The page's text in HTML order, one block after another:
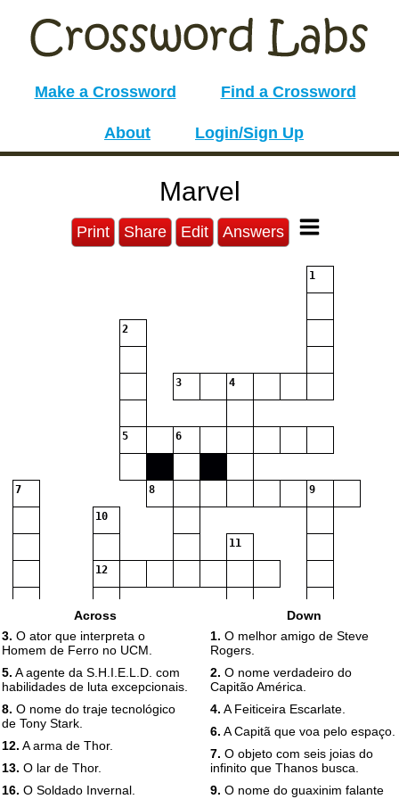
Make a Crossword Find a Crossword
About Login/Sign Up
Marvel
Print Share Edit Answers
1
2
3 4
5 6
7 8 9
10
11
12
13
16
17 18 19
Across
3. O ator que interpreta o
Homem de Ferro no UCM.
5. A agente da S.H.I.E.L.D. com
habilidades de luta excepcionais.
8. O nome do traje tecnológico
de Tony Stark.
12. A arma de Thor.
13. O lar de Thor.
16. O Soldado Invernal.
Down
1. O melhor amigo de Steve
Rogers.
2. O nome verdadeiro do
Capitão América.
4. A Feiticeira Escarlate.
6. A Capitã que voa pelo espaço.
7. O objeto com seis joias do
infinito que Thanos busca.
9. O nome do guaxinim falante